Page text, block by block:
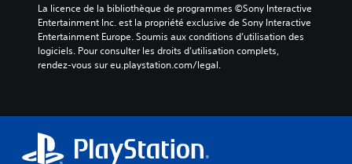
La licence de la bibliothèque de programmes ©Sony Interactive
Entertainment Inc. est la propriété exclusive de Sony Interactive
Entertainment Europe. Soumis aux conditions d’utilisation des
logiciels. Pour consulter les droits d’utilisation complets,
rendez-vous sur eu.playstation.com/legal.